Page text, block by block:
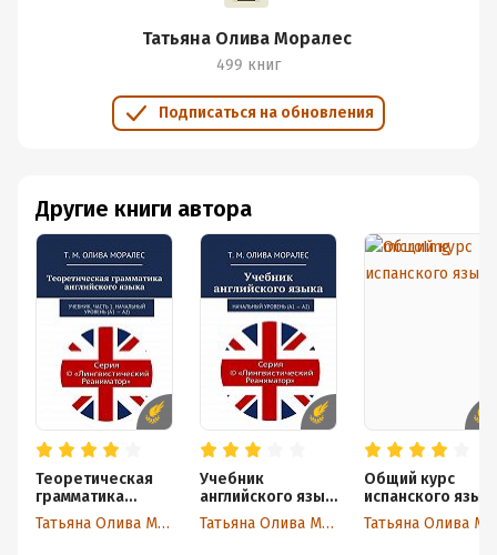
Татьяна Олива Моралес
499 книг
Подписаться на обновления
Другие книги автора
Теоретическая
грамматика
английского
языка. Учебник.Татьяна Олива Моралес
Учебник
английского язык
а. Начальный
уровень (А1 – А2)Татьяна Олива Моралес
Общий курс
испанского